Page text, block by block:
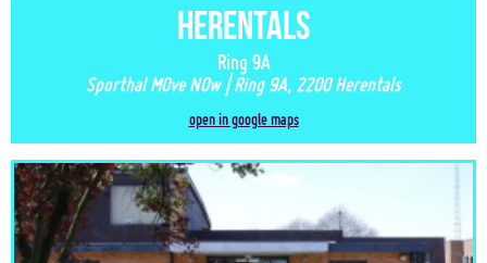
Herentals
Ring 9A
Sporthal MOve NOw | Ring 9A, 2200 Herentals
open in google maps